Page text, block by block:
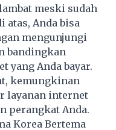
meski sudah
atas, Anda bisa
mengunjungi
bandingkan
yang Anda bayar.
kemungkinan
layanan internet
perangkat Anda.
Korea Bertema